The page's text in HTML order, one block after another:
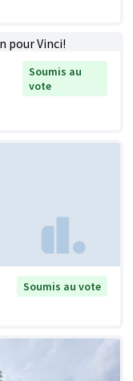
Soumis au
vote
Soumis au vote